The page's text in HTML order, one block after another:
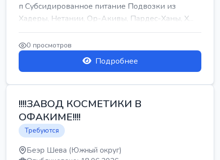
п Субсидированное питание Подвозки из
Хадеры, Нетании, Ор-Акивы, Пардес-Ханы, Х...
0 просмотров
Подробнее
!!!!ЗАВОД КОСМЕТИКИ В
ОФАКИМЕ!!!!
Требуются
Беэр Шева (Южный округ)